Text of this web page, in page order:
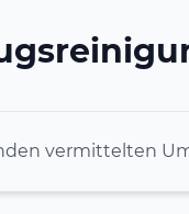
vermittelten